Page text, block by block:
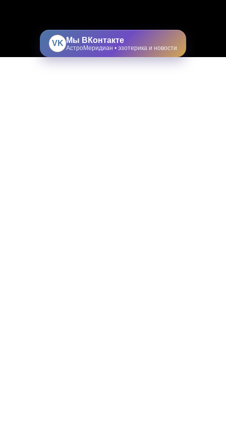
VK Мы ВКонтакте
АстроМеридиан • эзотерика и новости